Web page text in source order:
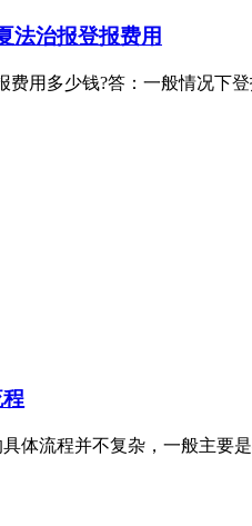
法治报登报费用
费用多少钱?答：一般情况下
体流程并不复杂，一般主要